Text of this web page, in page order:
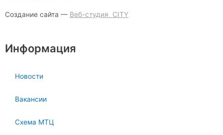
t
a
p
e
a
Создание сайта — Веб-студия CITY
Информация
Новости
Вакансии
Схема МТЦ